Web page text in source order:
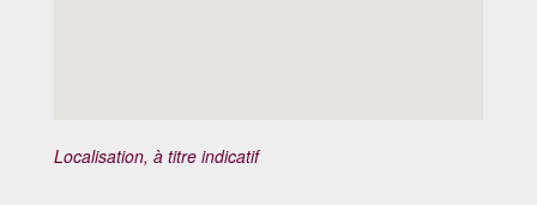
Localisation, à titre indicatif